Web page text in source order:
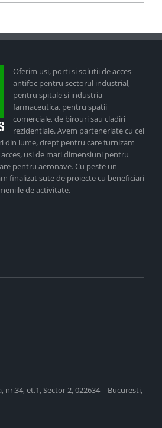
Oferim usi, porti si solutii de acces
antifoc pentru sectorul industrial,
pentru spitale si industria
farmaceutica, pentru spatii
comerciale, de birouri sau cladiri
rezidentiale. Avem parteneriate cu cei
din lume, drept pentru care furnizam
usi de mari dimensiuni pentru
pentru aeronave. Cu peste un
finalizat sute de proiecte cu beneficiari
de activitate.
nr.34, et.1, Sector 2, 022634 – Bucuresti,